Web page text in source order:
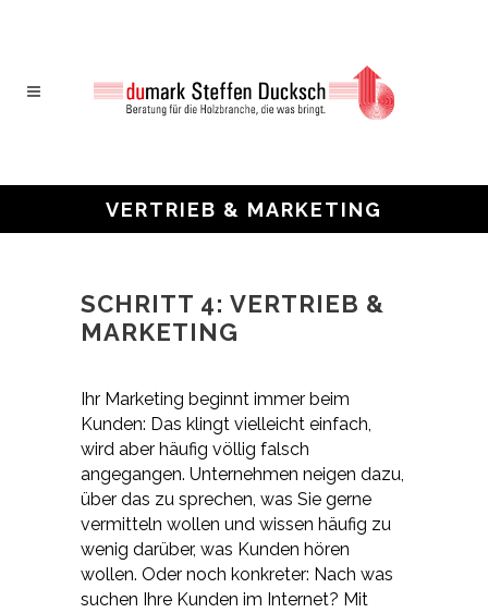
VERTRIEB & MARKETING
SCHRITT 4: VERTRIEB &
MARKETING
Ihr Marketing beginnt immer beim
Kunden: Das klingt vielleicht einfach,
wird aber häufig völlig falsch
angegangen. Unternehmen neigen dazu,
über das zu sprechen, was Sie gerne
vermitteln wollen und wissen häufig zu
wenig darüber, was Kunden hören
wollen. Oder noch konkreter: Nach was
suchen Ihre Kunden im Internet? Mit